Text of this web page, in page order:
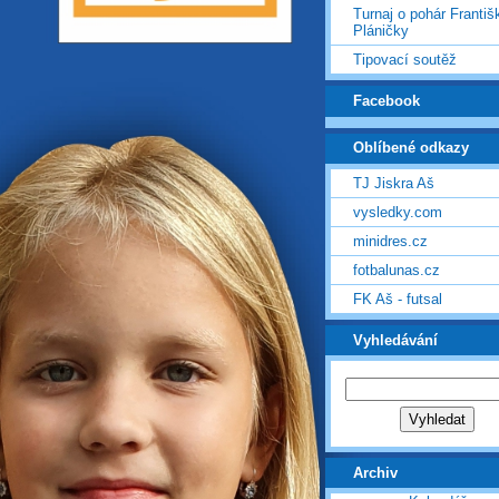
Turnaj o pohár
Pláničky
Tipovací soutěž
Facebook
Oblíbené odkazy
TJ Jiskra Aš
vysledky.com
minidres.cz
fotbalunas.cz
FK Aš - futsal
Vyhledávání
Archiv